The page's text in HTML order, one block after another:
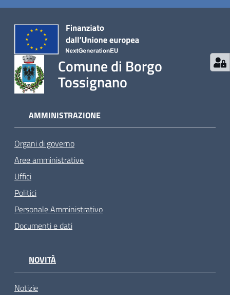
Comune di Borgo
Tossignano
AMMINISTRAZIONE
Organi di governo
Aree amministrative
Uffici
Politici
Personale Amministrativo
Documenti e dati
NOVITÀ
Notizie